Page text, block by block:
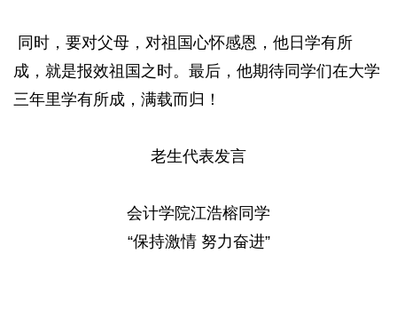
同时，要对父母，对祖国心怀感恩，他日学有所
成，就是报效祖国之时。最后，他期待同学们在大学
三年里学有所成，满载而归！
老生代表发言
会计学院江浩榕同学
“保持激情 努力奋进”